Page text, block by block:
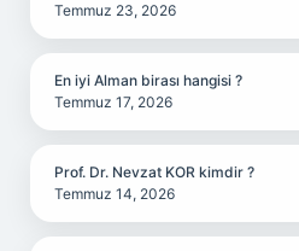
Temmuz 23, 2026
En iyi Alman birası hangisi ?
Temmuz 17, 2026
Prof. Dr. Nevzat KOR kimdir ?
Temmuz 14, 2026